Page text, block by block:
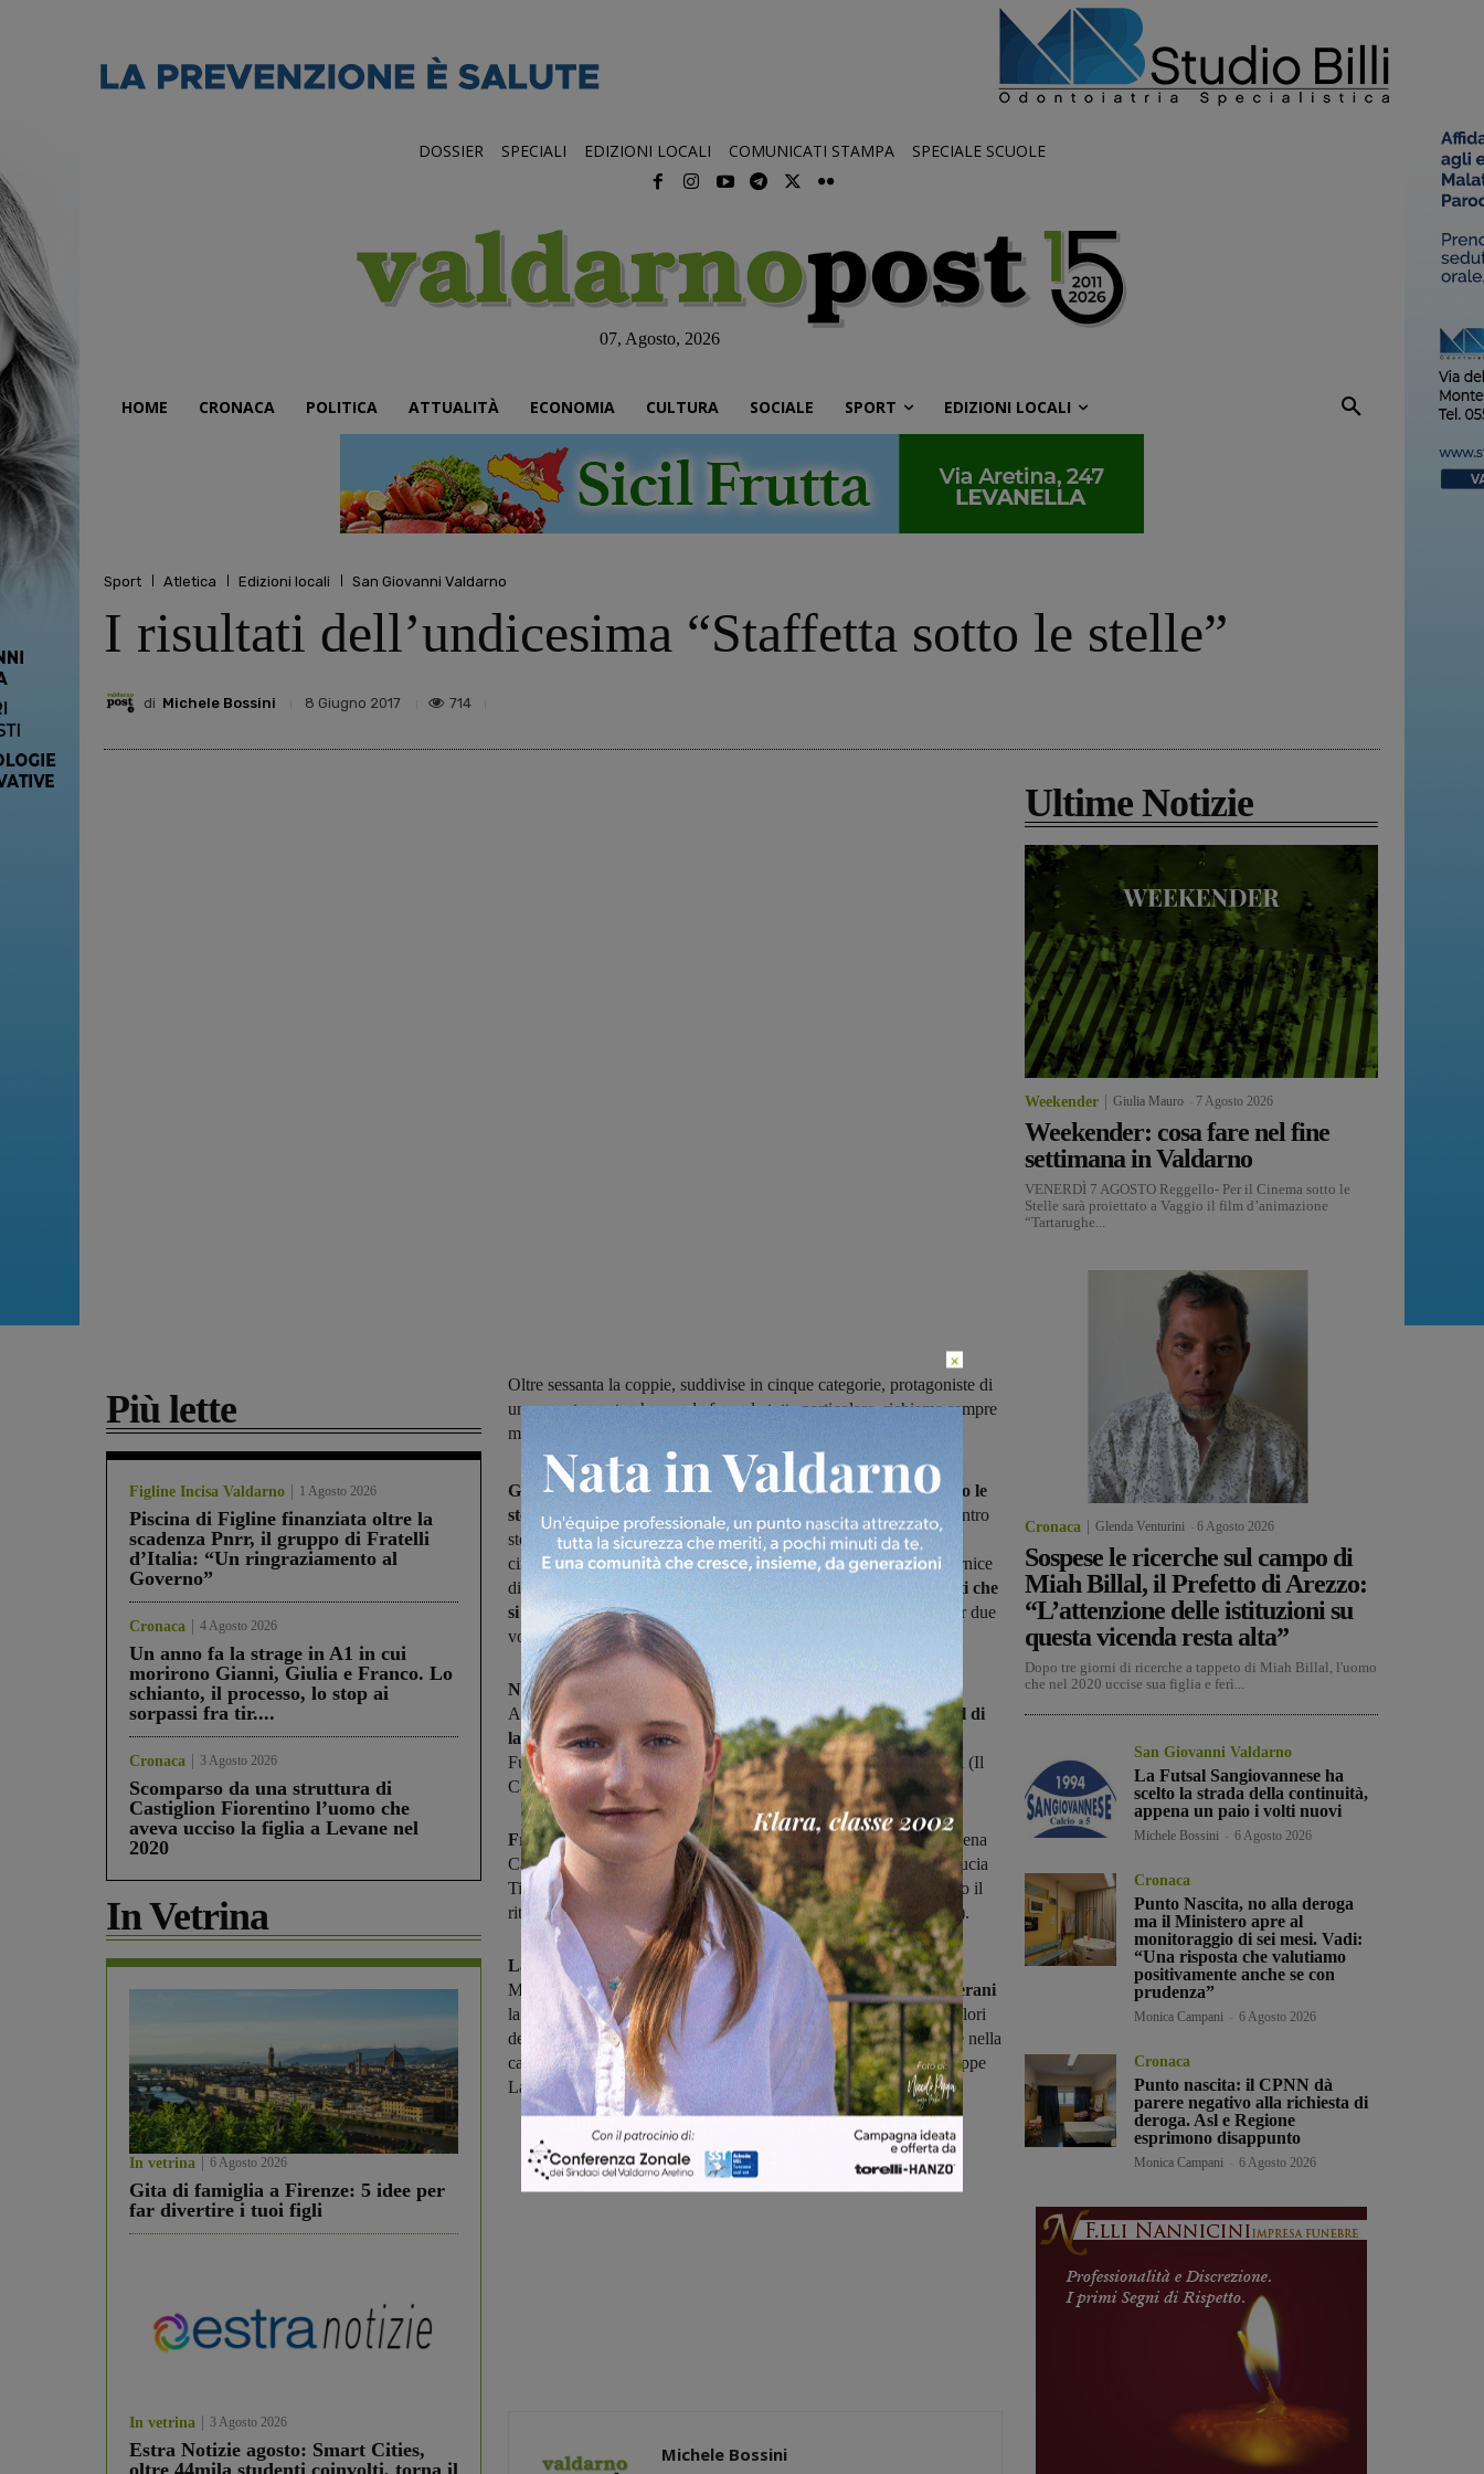
DOSSIER SPECIALI EDIZIONI LOCALI COMUNICATI STAMPA SPECIALE SCUOLE
07, Agosto, 2026
HOME CRONACA POLITICA ATTUALITÀ ECONOMIA CULTURA SOCIALE SPORT EDIZIONI LOCALI
Sport Atletica Edizioni locali San Giovanni Valdarno
I risultati dell’undicesima “Staffetta sotto le stelle”
di Michele Bossini 8 Giugno 2017 714
Più lette
Figline Incisa Valdarno 1 Agosto 2026
Piscina di Figline finanziata oltre la
scadenza Pnrr, il gruppo di Fratelli
d’Italia: “Un ringraziamento al
Governo”
Cronaca 4 Agosto 2026
Un anno fa la strage in A1 in cui
morirono Gianni, Giulia e Franco. Lo
schianto, il processo, lo stop ai
sorpassi fra tir....
Cronaca 3 Agosto 2026
Scomparso da una struttura di
Castiglion Fiorentino l’uomo che
aveva ucciso la figlia a Levane nel
2020
In Vetrina
In vetrina 6 Agosto 2026
Gita di famiglia a Firenze: 5 idee per
far divertire i tuoi figli
In vetrina 3 Agosto 2026
Estra Notizie agosto: Smart Cities,
Oltre sessanta la coppie, suddivise in cinque categorie, protagoniste di
un appuntamento che, per la formula tutta particolare, richiama sempre
molto concorrenti
Grande successo per l'undicesima edizione della Staffetta sotto le
stelle,gara podistica che si è corsa nella suggestiva cornice del centro
storico di San Giovanni, dove oltre sessanta coppie suddivise in
cinque categorie si sonosfidate, davanti a una più che buona cornice
di pubblico , secondo la collaudata formula che prevede
due atleti che
si avvicendano su un percorso di due chilometri
da ripetere per due
volte.
Nella categoria assoluti vittoria della coppia composta da
Alessandro Tartaglini e Lorenzo Martinelli (Policiano), chesul fil di
lanahanno preceduto Paride Pucci e Michael Magnani (Atletica
Futura). Al terzo posto Emanuele Graziani e Francesco Vanuccini (Il
Campino).
Fra le donne vince la coppia targata Ponticinocomposta da Elena
Canuto e Patrizia Lacrimini, che hapreceduto di otto secondiLucia
Tiberi e Antonella Sassi (Il Fiorino), mentre più consistente è stato il
ritardo di Alessandra Governini e Nicoletta Sanarelli (Il Campino).
La gara mistaha registrato il successo del tandem Valentina
Mattesini-Filippo Occhiolini (Policiano e Filirun Team),fra i veterani
la coppia più veloce è risultata essere quella composta dai portacolori
del "Gregge Ribelle" Alessio Lachi e Luciano Possumato, mentre nella
categoria argento hanno primeggiato Gianmarco Scaglia e Giuseppe
Lancellotti (Policiano).
Michele Bossini
Ultime Notizie
Weekender Giulia Mauro 7 Agosto 2026
Weekender: cosa fare nel fine
settimana in Valdarno
VENERDÌ 7 AGOSTO Reggello- Per il Cinema sotto le
Stelle sarà proiettato a Vaggio il film d’animazione
“Tartarughe...
Cronaca Glenda Venturini 6 Agosto 2026
Sospese le ricerche sul campo di
Miah Billal, il Prefetto di Arezzo:
“L’attenzione delle istituzioni su
questa vicenda resta alta”
Dopo tre giorni di ricerche a tappeto di Miah Billal, l'uomo
che nel 2020 uccise sua figlia e ferì...
San Giovanni Valdarno
La Futsal Sangiovannese ha
scelto la strada della continuità,
appena un paio i volti nuovi
Michele Bossini 6 Agosto 2026
Cronaca
Punto Nascita, no alla deroga
ma il Ministero apre al
monitoraggio di sei mesi. Vadi:
“Una risposta che valutiamo
positivamente anche se con
prudenza”
Monica Campani 6 Agosto 2026
Cronaca
Punto nascita: il CPNN dà
parere negativo alla richiesta di
deroga. Asl e Regione
esprimono disappunto
Monica Campani 6 Agosto 2026
×